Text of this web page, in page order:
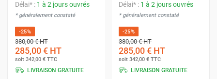
Délai* : 1 à 2 jours ouvrés
* généralement constaté
-25%
380,00 €HT
285,00 € HT
soit 342,00 € TTC
LIVRAISON GRATUITE
Délai* : 1 à 2 jours ouvrés
* généralement constaté
-25%
380,00 €HT
285,00 € HT
soit 342,00 € TTC
LIVRAISON GRATUITE